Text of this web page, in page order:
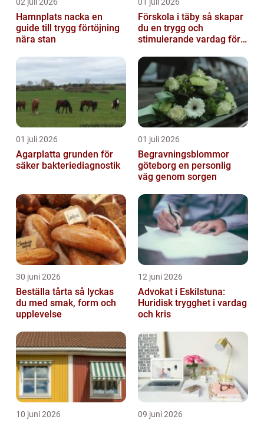
Hamnplats nacka en
guide till trygg förtöjning
nära stan
Förskola i täby så skapar
du en trygg och
stimulerande vardag för
01 juli 2026
Agarplatta grunden för
säker bakteriediagnostik
01 juli 2026
Begravningsblommor
göteborg en personlig
väg genom sorgen
30 juni 2026
Beställa tårta så lyckas
du med smak, form och
upplevelse
12 juni 2026
Advokat i Eskilstuna:
Huridisk trygghet i vardag
och kris
10 juni 2026 09 juni 2026